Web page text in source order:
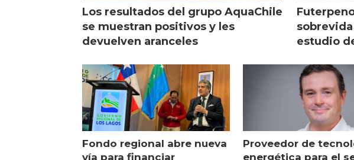
Los resultados del grupo AquaChile
se muestran positivos y les
devuelven aranceles
estudio
Fondo regional abre nueva
vía para financiar
Proveedor de
energética para el